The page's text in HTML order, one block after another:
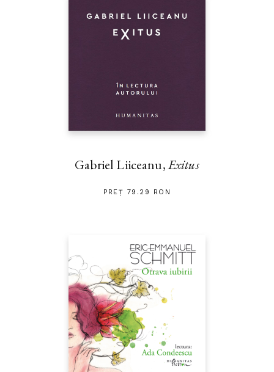
Gabriel Liiceanu,Exitus
PREȚ 79.29 RON